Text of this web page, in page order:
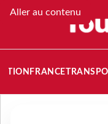
Aller au contenu
FRANCE